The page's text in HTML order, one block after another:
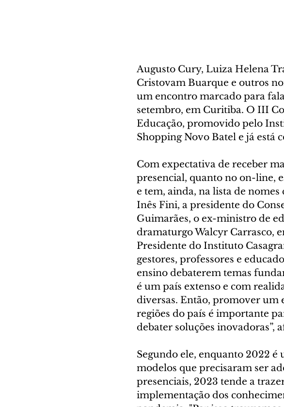
Augusto Cury, Luiza Helena
Cristovam Buarque e outros
um encontro marcado para
setembro, em Curitiba. O III
Educação, promovido pelo
Shopping Novo Batel e já está
Com expectativa de receber
presencial, quanto no on-line,
e tem, ainda, na lista de
Inês Fini, a presidente do
Guimarães, o ex-ministro de
dramaturgo Walcyr Carrasco,
Presidente do Instituto
gestores, professores e
ensino debaterem temas
é um país extenso e com
diversas. Então, promover um
regiões do país é importante
debater soluções inovadoras”,
Segundo ele, enquanto 2022 é
modelos que precisaram ser
presenciais, 2023 tende a
implementação dos